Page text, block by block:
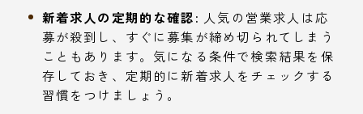
新着求人の定期的な確認: 人気の営業求人は応
募が殺到し、すぐに募集が締め切られてしまう
こともあります。気になる条件で検索結果を保
存しておき、定期的に新着求人をチェックする
習慣をつけましょう。